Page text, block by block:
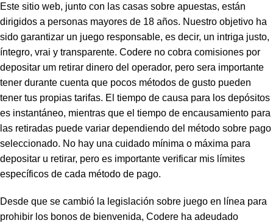
Este sitio web, junto con las casas sobre apuestas, están
dirigidos a personas mayores de 18 años. Nuestro objetivo ha
sido garantizar un juego responsable, es decir, un intriga justo,
íntegro, vrai y transparente. Codere no cobra comisiones por
depositar um retirar dinero del operador, pero sera importante
tener durante cuenta que pocos métodos de gusto pueden
tener tus propias tarifas. El tiempo de causa para los depósitos
es instantáneo, mientras que el tiempo de encausamiento para
las retiradas puede variar dependiendo del método sobre pago
seleccionado. No hay una cuidado mínima o máxima para
depositar u retirar, pero es importante verificar mis límites
específicos de cada método de pago.
Desde que se cambió la legislación sobre juego en línea para
prohibir los bonos de bienvenida, Codere ha adeudado